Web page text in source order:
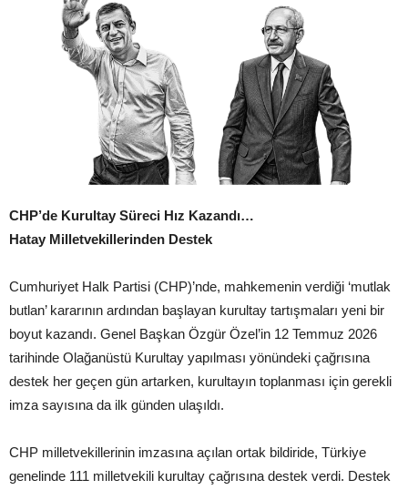
CHP’de Kurultay Süreci Hız Kazandı…
Hatay Milletvekillerinden Destek
Cumhuriyet Halk Partisi (CHP)’nde, mahkemenin verdiği ‘mutlak
butlan’ kararının ardından başlayan kurultay tartışmaları yeni bir
boyut kazandı. Genel Başkan Özgür Özel’in 12 Temmuz 2026
tarihinde Olağanüstü Kurultay yapılması yönündeki çağrısına
destek her geçen gün artarken, kurultayın toplanması için gerekli
imza sayısına da ilk günden ulaşıldı.
CHP milletvekillerinin imzasına açılan ortak bildiride, Türkiye
genelinde 111 milletvekili kurultay çağrısına destek verdi. Destek